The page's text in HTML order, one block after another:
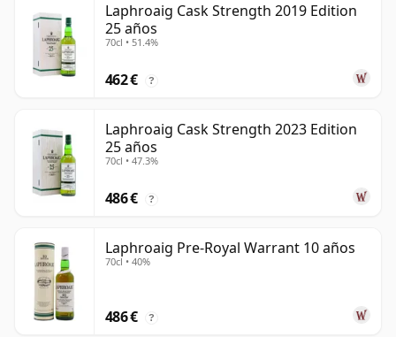
Laphroaig Cask Strength 2019 Edition
25 años
70cl • 51.4%
462 € ?
Laphroaig Cask Strength 2023 Edition
25 años
70cl • 47.3%
486 € ?
Laphroaig Pre-Royal Warrant 10 años
70cl • 40%
486 € ?